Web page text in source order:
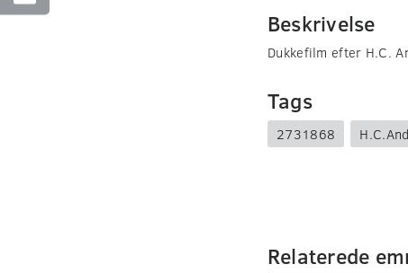
Beskrivelse
Dukkefilm efter H.C.
Tags
2731868
Relaterede